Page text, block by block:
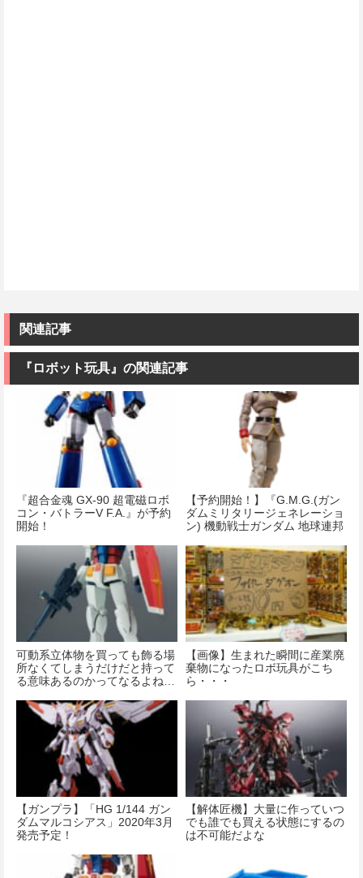
関連記事
『ロボット玩具』の関連記事
『超合金魂 GX-90 超電磁ロボ
コン・バトラーV F.A.』が予約
開始！
【予約開始！】『G.M.G.(ガン
ダムミリタリージェネレーショ
ン) 機動戦士ガンダム 地球連邦
ギュア』
可動系立体物を買っても飾る場
所なくてしまうだけだと持って
る意味あるのかってなるよね…
【画像】生まれた瞬間に産業廃
棄物になったロボ玩具がこち
ら・・・
【ガンプラ】「HG 1/144 ガン
ダムマルコシアス」2020年3月
発売予定！
【解体匠機】大量に作っていつ
でも誰でも買える状態にするの
は不可能だよな